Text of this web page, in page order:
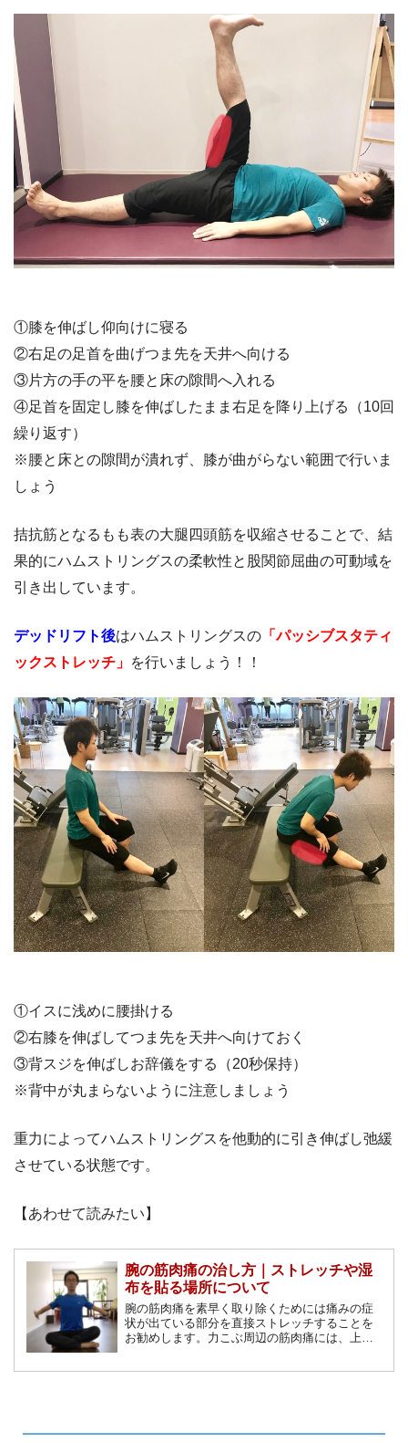
①膝を伸ばし仰向けに寝る
②右足の足首を曲げつま先を天井へ向ける
③片方の手の平を腰と床の隙間へ入れる
④足首を固定し膝を伸ばしたまま右足を降り上げる（10回
繰り返す）
※腰と床との隙間が潰れず、膝が曲がらない範囲で行いま
しょう
拮抗筋となるもも表の大腿四頭筋を収縮させることで、結
果的にハムストリングスの柔軟性と股関節屈曲の可動域を
引き出しています。
デッドリフト後はハムストリングスの 「パッシブスタティ
ックストレッチ」 を行いましょう！！
①イスに浅めに腰掛ける
②右膝を伸ばしてつま先を天井へ向けておく
③背スジを伸ばしお辞儀をする（20秒保持）
※背中が丸まらないように注意しましょう
重力によってハムストリングスを他動的に引き伸ばし弛緩
させている状態です。
【あわせて読みたい】
腕の筋肉痛の治し方｜ストレッチや湿
布を貼る場所について
腕の筋肉痛を素早く取り除くためには痛みの症
状が出ている部分を直接ストレッチすることを
お勧めします。力こぶ周辺の筋肉痛には、上腕